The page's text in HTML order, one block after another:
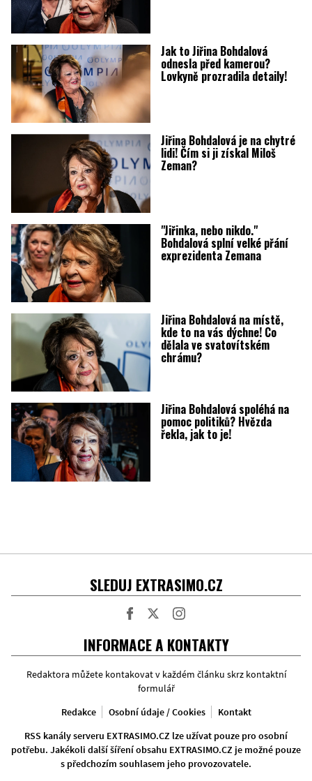
Jak to Jiřina Bohdalová
odnesla před kamerou?
Lovkyně prozradila detaily!
Jiřina Bohdalová je na chytré
lidi! Čím si ji získal Miloš
Zeman?
"Jiřinka, nebo nikdo."
Bohdalová splní velké přání
exprezidenta Zemana
Jiřina Bohdalová na místě,
kde to na vás dýchne! Co
dělala ve svatovítském
chrámu?
Jiřina Bohdalová spoléhá na
pomoc politiků? Hvězda
řekla, jak to je!
SLEDUJ EXTRASIMO.CZ
INFORMACE A KONTAKTY
Redaktora můžete kontakovat v každém článku skrz kontaktní
formulář
Redakce
Osobní údaje / Cookies
Kontakt
RSS kanály serveru EXTRASIMO.CZ lze užívat pouze pro osobní
potřebu. Jakékoli další šíření obsahu EXTRASIMO.CZ je možné pouze
s předchozím souhlasem jeho provozovatele.